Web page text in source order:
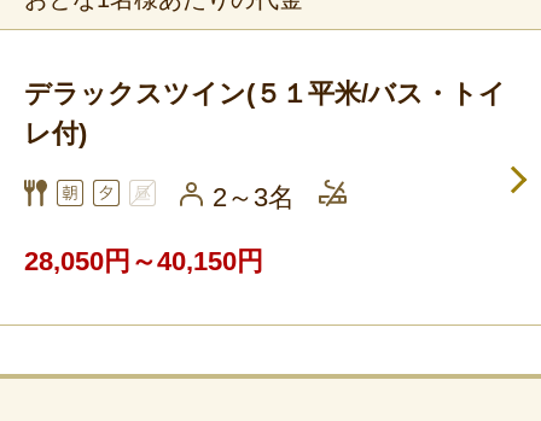
デラックスツイン(５１平米/バス・トイ
レ付)
2～3名
28,050円～40,150円